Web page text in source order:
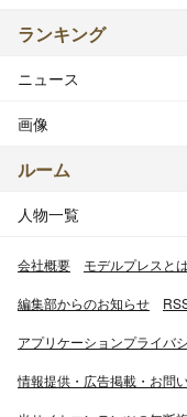
ランキング
ニュース
画像
ルーム
人物一覧
会社概要 モデルプレスとは
編集部からのお知らせ
アプリケーションプライバ
情報提供・広告掲載・お問